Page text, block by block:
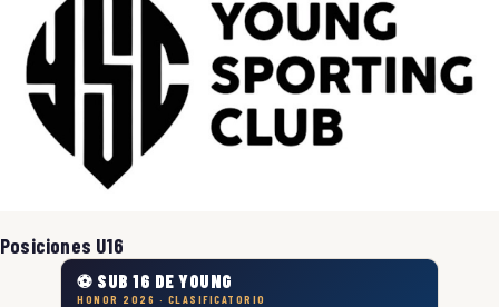
Posiciones U16
⚽ SUB 16 DE YOUNG
HONOR 2026 · CLASIFICATORIO